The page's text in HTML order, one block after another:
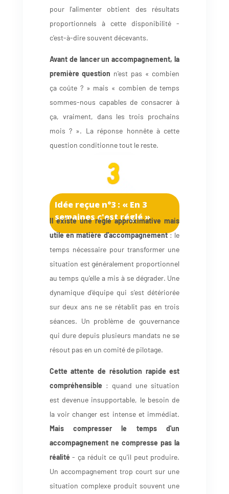
pour l'alimenter obtient des résultats
proportionnels à cette disponibilité -
c'est-à-dire souvent décevants.
Avant de lancer un accompagnement, la
première question n'est pas « combien
ça coûte ? » mais « combien de temps
sommes-nous capables de consacrer à
ça, vraiment, dans les trois prochains
mois ? ». La réponse honnête à cette
question conditionne tout le reste.
Idée reçue n°3 : « En 3
semaines c'est réglé »
Il existe une règle approximative mais
utile en matière d'accompagnement: le
temps nécessaire pour transformer une
situation est généralement proportionnel
au temps qu'elle a mis à se dégrader. Une
dynamique d'équipe qui s'est détériorée
sur deux ans ne se rétablit pas en trois
séances. Un problème de gouvernance
qui dure depuis plusieurs mandats ne se
résout pas en un comité de pilotage.
Cette attente de résolution rapide est
compréhensible : quand une situation
est devenue insupportable, le besoin de
la voir changer est intense et immédiat.
Mais compresser le temps d'un
accompagnement ne compresse pas la
réalité - ça réduit ce qu'il peut produire.
Un accompagnement trop court sur une
situation complexe produit souvent une